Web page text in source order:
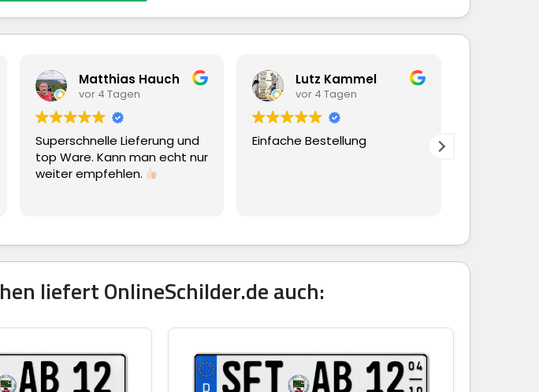
Matthias Hauch
vor 4 Tagen
Lieferung und
Kann man echt nur
empfehlen.
Lutz Kammel
vor 4 Tagen
Einfache Bestellung
Ging alles schnell und
reibungslos
liefert OnlineSchilder.de auch: